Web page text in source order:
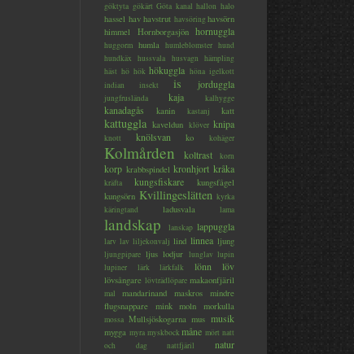
göktyta gökärt Göta kanal hallon halo
hassel hav havstrut havsöring havsörn
himmel
Hornborgasjön hornuggla
huggorm humla humleblomster hund
hundkäx
hussvala husvagn
hämpling
häst hö hök hökuggla höna igelkott
indian
insekt is jorduggla
jungfruslända kaja kalhygge
kanadagås kanin kastanj katt
kattuggla kaveldun klöver knipa
knott knölsvan ko kohäger
Kolmården koltrast korn
korp krabbspindel kronhjort kråka
kräfta kungsfiskare
kungsfågel
kungsörn Kvillingeslätten kyrka
käringtand
ladusvala lama
landskap lanskap lappuggla
larv lav liljekonvalj lind linnea ljung
ljungpipare ljus lodjur lunglav lupin
lupiner
lärk lärkfalk lönn löv
lövsångare lövträdlöpare makaonfjäril
mal mandarinand maskros
mindre
flugsnappare
mink moln morkulla
mossa Mullsjöskogarna mus musik
mygga myra myskbock måne mört natt
och dag
nattfjäril natur